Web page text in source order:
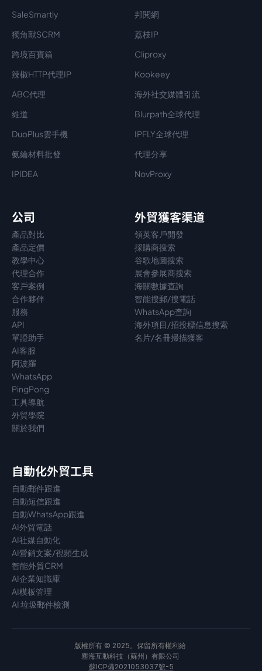
SaleSmartly
邦閱網
獨角獸SCRM
荔枝IP
跨境百寶箱
Cliproxy
辣椒HTTP代理IP
Kookeey
ABC代理
海外社交媒體引流
維道
Blurpath全球代理
DuoPlus雲手機
IPFLY全球代理
氨綸材料批發
代理分享
IPIDEA
NovProxy
公司
產品對比
產品定價
教學中心
代理合作
客戶案例
合作夥伴
服務
API
單證助手
AI客服
阿波羅
WhatsApp
PingPong
工具導航
外貿學院
關於我們
外貿獲客渠道
領英客戶開發
採購商搜索
谷歌地圖搜索
展會參展商搜索
海關數據查詢
智能搜郵/搜電話
WhatsApp查詢
海外項目/招投標信息搜索
名片/名冊掃描獲客
自動化外貿工具
自動郵件跟進
自動短信跟進
自動WhatsApp跟進
AI外貿電話
AI社媒自動化
AI營銷文案/視頻生成
智能外貿CRM
AI企業知識庫
AI模板管理
AI 垃圾郵件檢測
版權所有 © 2025。保留所有權利給
塵海互動科技（蘇州）有限公司
蘇ICP備2021053037號-5